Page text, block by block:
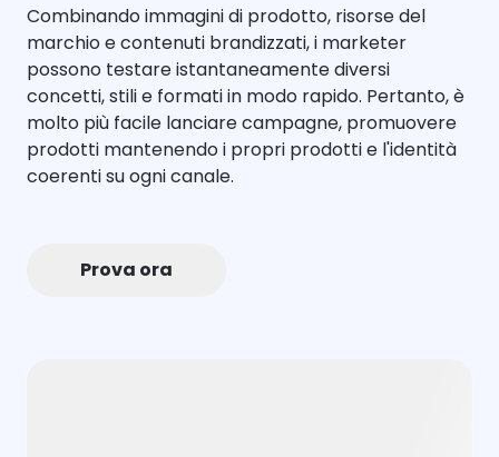
Combinando immagini di prodotto, risorse del
marchio e contenuti brandizzati, i marketer
possono testare istantaneamente diversi
concetti, stili e formati in modo rapido. Pertanto, è
molto più facile lanciare campagne, promuovere
prodotti mantenendo i propri prodotti e l'identità
coerenti su ogni canale.
Prova ora